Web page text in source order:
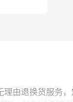
理由退换货服务